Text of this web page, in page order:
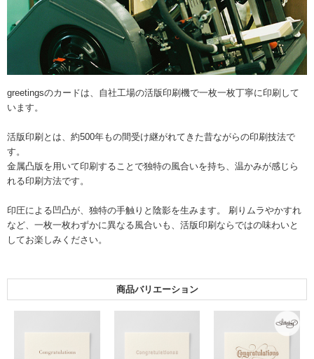
greetingsのカードは、自社工場の活版印刷機で一枚一枚丁寧に印刷して
います。
活版印刷とは、約500年もの間受け継がれてきた昔ながらの印刷技法で
す。
金属凸版を用いて印刷することで独特の風合いを持ち、温かみが感じら
れる印刷方法です。
印圧による凹凸が、独特の手触りと陰影を生みます。 刷りムラやかすれ
など、一枚一枚わずかに異なる風合いも、活版印刷ならではの味わいと
してお楽しみください。
商品バリエーション